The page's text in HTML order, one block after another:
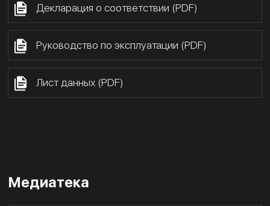
Декларация о соответствии (PDF)
Руководство по эксплуатации (PDF)
Лист данных (PDF)
Медиатека